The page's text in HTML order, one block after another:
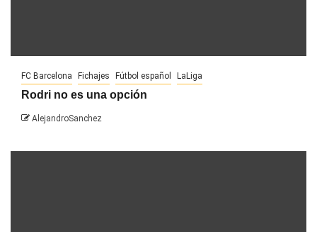
FC Barcelona Fichajes Fútbol español LaLiga
Rodri no es una opción
AlejandroSanchez